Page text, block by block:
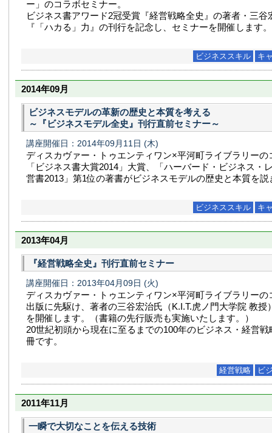
ー」のコラボセミナー。
ビジネス書アワード2冠受賞『経営戦略全史』の著者・三谷
『「ハカる」力』の刊行を記念し、セミナーを開催します。
ビジネススキル キ
2014年09月
ビジネスモデルの革新の歴史と本質を考える
～『ビジネスモデル全史』刊行直前セミナー～
講座開催日：2014年09月11日 (木)
ディスカヴァー・トゥエンティワン×平河町ライブラリーの
「ビジネス書大賞2014」大賞、「ハーバード・ビジネス・
営書2013」第1位の著書がビジネスモデルの歴史と本質を説
ビジネススキル キ
2013年04月
『経営戦略全史』刊行直前セミナー
講座開催日：2013年04月09日 (火)
ディスカヴァー・トゥエンティワン×平河町ライブラリーの
出版に先駆け、著者の三谷宏治氏（K.I.T.虎ノ門大学院 教授
を開催します。（書籍の先行販売も実施いたします。）
20世紀初頭から現在に至るまでの100年のビジネス・経営
冊です。
経営戦略 ビ
2011年11月
一瞬で大切なことを伝える技術